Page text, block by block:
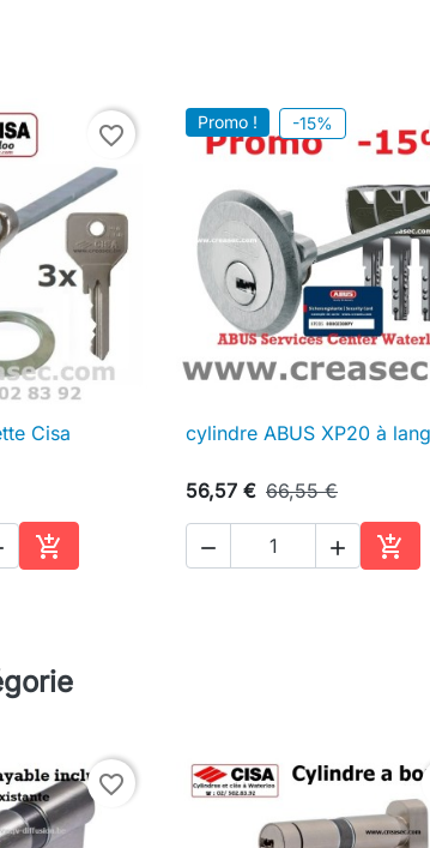
favorite_border
rapide
Cisa

Ajouter au panier
Promo ! -15%
 Aperçu rapide
cylindre ABUS XP20 à
56,57 € 66,55 €
  
favorite_border